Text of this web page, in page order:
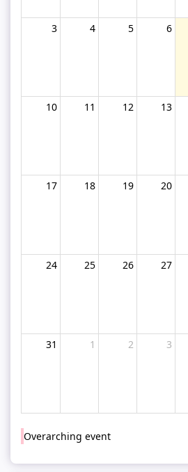
3 4 5 6
10 11 12 13
17 18 19 20
24 25 26 27
31 1 2 3
Overarching event